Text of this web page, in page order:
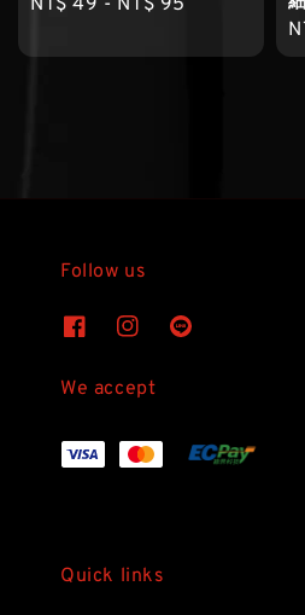
Follow us
We accept
Quick links